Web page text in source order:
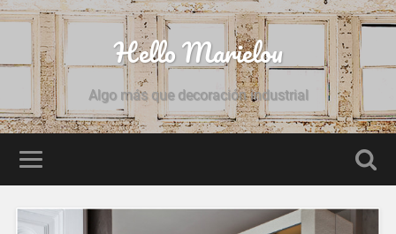
Hello Marielou
Algo más que decoración industrial